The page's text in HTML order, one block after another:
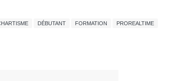
DÉBUTANT FORMATION
PROREALTIME